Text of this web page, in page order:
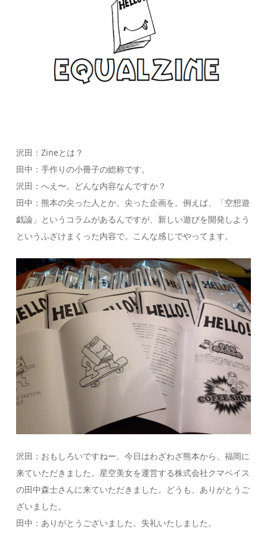
沢田：Zineとは？
田中：手作りの小冊子の総称です。
沢田：へえ〜。どんな内容なんですか？
田中：熊本の尖った人とか、尖った企画を。例えば、「空想遊
戯論」というコラムがあるんですが、新しい遊びを開発しよう
というふざけまくった内容で。こんな感じでやってます。
沢田：おもしろいですねー。今日はわざわざ熊本から、福岡に
来ていただきました。星空美女を運営する株式会社クマベイス
の田中森士さんに来ていただきました。どうも、ありがとうご
ざいました。
田中：ありがとうございました。失礼いたしました。